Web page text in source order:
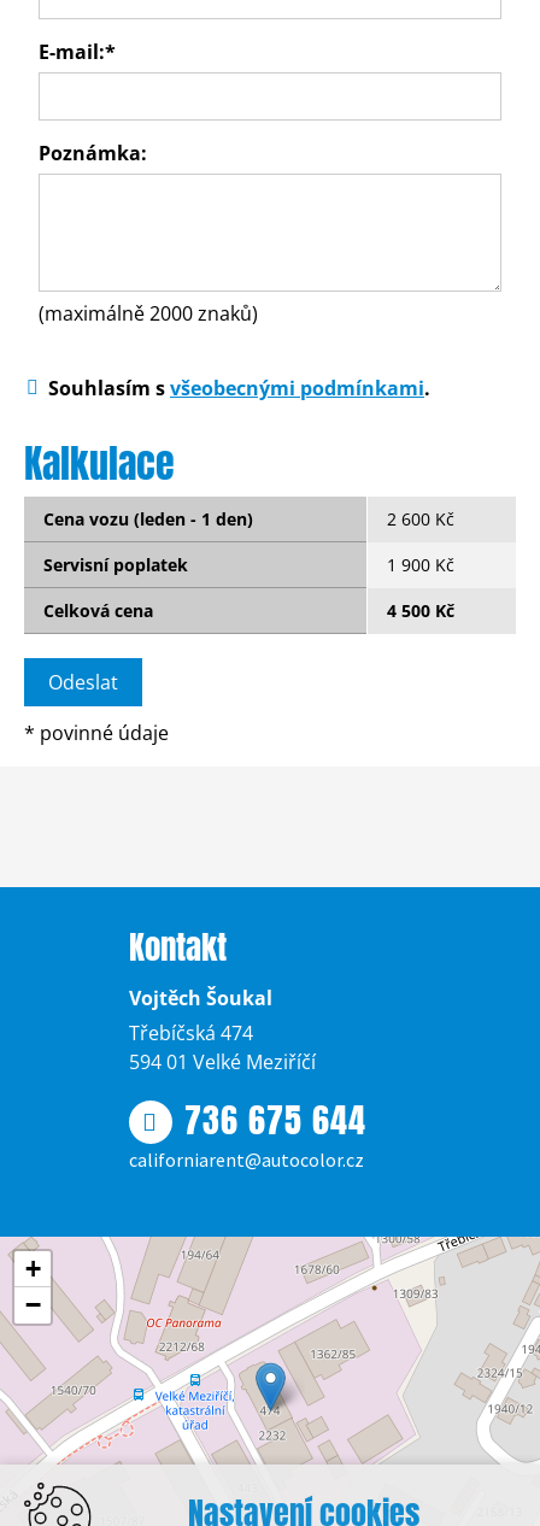
E-mail:*
Poznámka:
(maximálně 2000 znaků)
Souhlasím svšeobecnými podmínkami.
Kalkulace
Cena vozu (leden - 1 den)
2 600 Kč
Servisní poplatek
1 900 Kč
Celková cena
4 500 Kč
* povinné údaje
Kontakt
Vojtěch Šoukal
Třebíčská 474
594 01 Velké Meziříčí
736 675 644
californiarent@autocolor.cz
+
−
Nastavení cookies